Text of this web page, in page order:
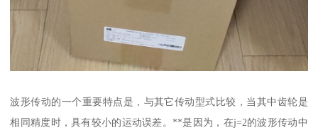
波形传动的一个重要特点是，与其它传动型式比较，当其中齿轮是
相同精度时，具有较小的运动误差。**是因为，在j=2的波形传动中